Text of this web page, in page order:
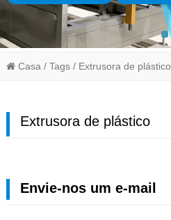
Casa / Tags / Extrusora de plástico
Extrusora de plástico
Envie-nos um e-mail